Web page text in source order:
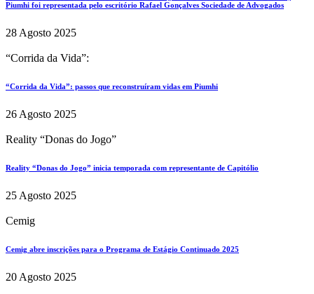
Piumhi foi representada pelo escritório Rafael Gonçalves Sociedade de Advogados
28 Agosto 2025
“Corrida da Vida”:
“Corrida da Vida”: passos que reconstruíram vidas em Piumhi
26 Agosto 2025
Reality “Donas do Jogo”
Reality “Donas do Jogo” inicia temporada com representante de Capitólio
25 Agosto 2025
Cemig
Cemig abre inscrições para o Programa de Estágio Continuado 2025
20 Agosto 2025